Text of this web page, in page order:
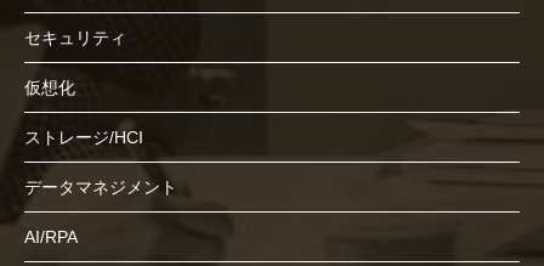
セキュリティ
仮想化
ストレージ/HCI
データマネジメント
AI/RPA